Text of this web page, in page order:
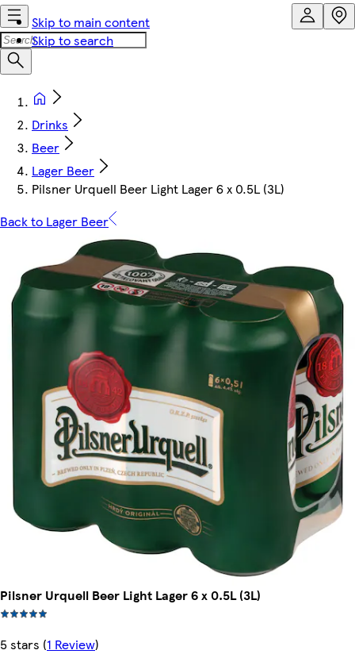
Skip to main content
Skip to search
Drinks
Beer
Lager Beer
Pilsner Urquell Beer Light Lager 6 x 0.5L (3L)
Back to Lager Beer
Pilsner Urquell Beer Light Lager 6 x 0.5L (3L)
5 stars (1 Review)